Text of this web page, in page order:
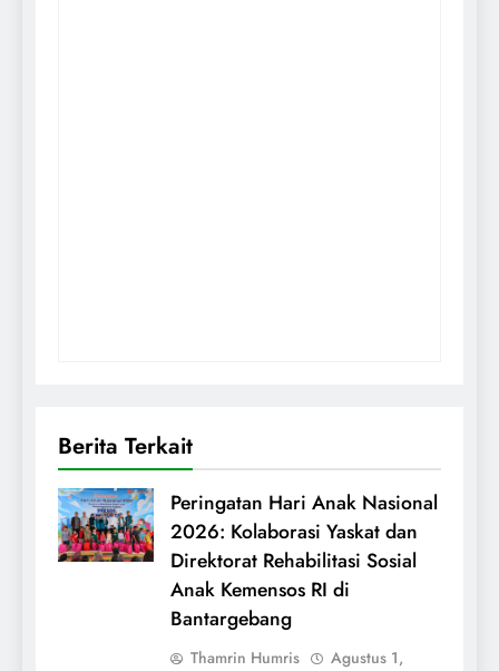
Berita Terkait
Peringatan Hari Anak Nasional
2026: Kolaborasi Yaskat dan
Direktorat Rehabilitasi Sosial
Anak Kemensos RI di
Bantargebang
Thamrin Humris
Agustus 1,